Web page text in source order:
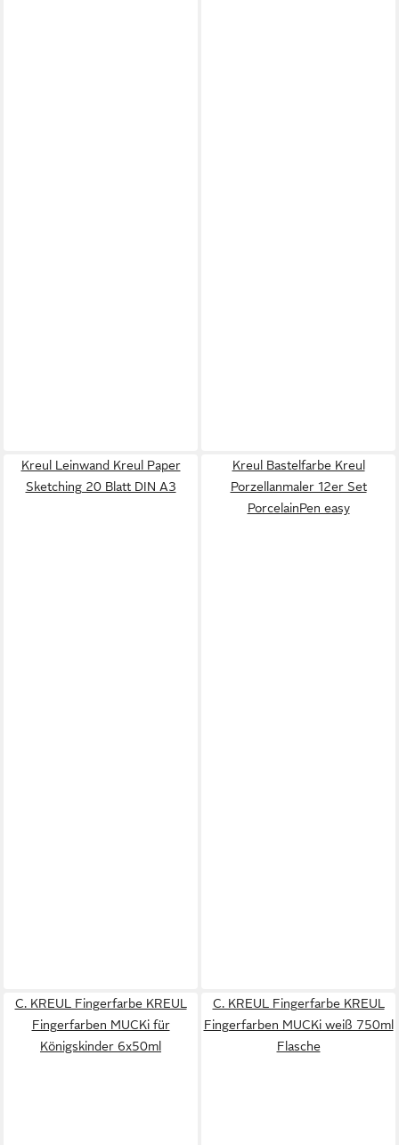
Kreul Leinwand Kreul Paper
Sketching 20 Blatt DIN A3
Kreul Bastelfarbe Kreul
Porzellanmaler 12er Set
PorcelainPen easy
C. KREUL Fingerfarbe KREUL
Fingerfarben MUCKi für
Königskinder 6x50ml
C. KREUL Fingerfarbe KREUL
Fingerfarben MUCKi weiß 750ml
Flasche